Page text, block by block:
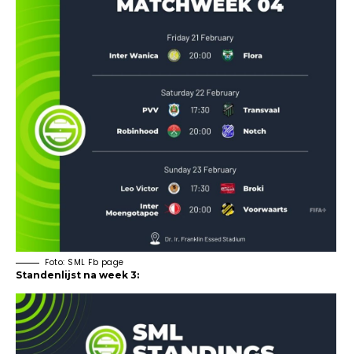
Foto: SML Fb page
Standenlijst na week 3: